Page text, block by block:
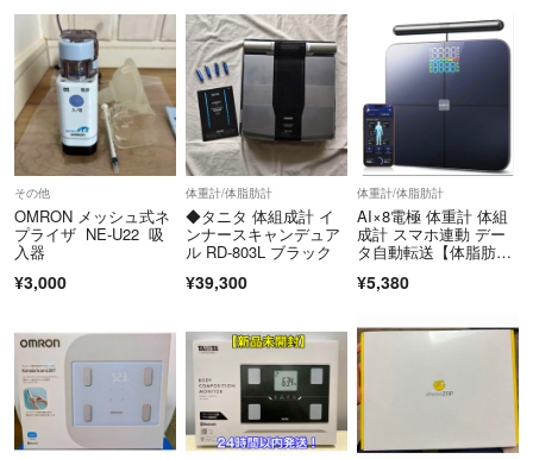
その他
OMRON メッシュ式ネ
プライザ NE-U22 吸
入器
¥3,000
体重計/体脂肪計
◆タニタ 体組成計 イ
ンナースキャンデュア
ル RD-803L ブラック
¥39,300
体重計/体脂肪計
AI×8電極 体重計 体組
成計 スマホ連動 デー
タ自動転送【体脂肪率/
¥5,380